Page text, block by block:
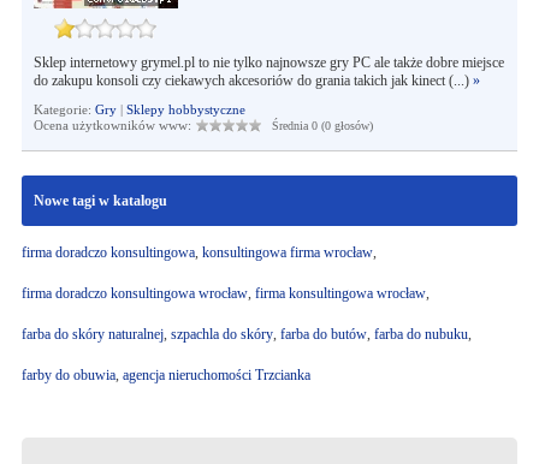
Sklep internetowy grymel.pl to nie tylko najnowsze gry PC ale także dobre miejsce
do zakupu konsoli czy ciekawych akcesoriów do grania takich jak kinect (...) »
Kategorie: Gry| Sklepy hobbystyczne
Ocena użytkowników www:
Średnia 0 (0 głosów)
Nowe tagi w katalogu
firma doradczo konsultingowa, konsultingowa firma wrocław,
firma doradczo konsultingowa wrocław, firma konsultingowa wrocław,
farba do skóry naturalnej, szpachla do skóry, farba do butów, farba do nubuku,
farby do obuwia, agencja nieruchomości Trzcianka